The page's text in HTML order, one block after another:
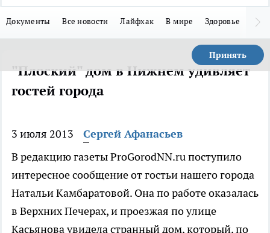
Документы Все новости Лайфхак В мире Здоровье
Принять
"Плоский" дом в Нижнем удивляет
гостей города
3 июля 2013
Сергей Афанасьев
В редакцию газеты ProGorodNN.ru поступило
интересное сообщение от гостьи нашего города
Натальи Камбаратовой. Она по работе оказалась
в Верхних Печерах, и проезжая по улице
Касьянова увидела странный дом, который, по